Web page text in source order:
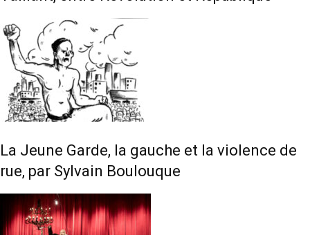
La Jeune Garde, la gauche et la violence de
rue, par Sylvain Boulouque